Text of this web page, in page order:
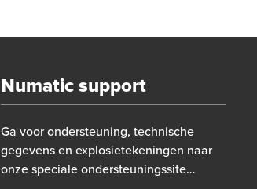
Numatic support
Ga voor ondersteuning, technische
gegevens en explosietekeningen naar
onze speciale ondersteuningssite…